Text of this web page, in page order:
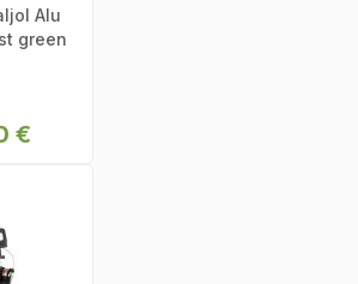
Alu
green
€